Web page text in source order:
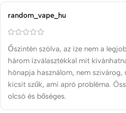
random_vape_hu
Őszintén szólva, az íze nem a
három ízválasztékkal mit
hónapja használom, nem
kicsit szűk, ami apró probléma.
olcsó és bőséges.